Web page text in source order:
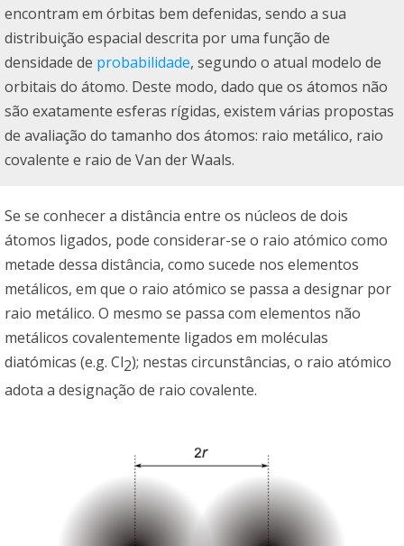
encontram em órbitas bem defenidas, sendo a sua
distribuição espacial descrita por uma função de
densidade de probabilidade, segundo o atual modelo de
orbitais do átomo. Deste modo, dado que os átomos não
são exatamente esferas rígidas, existem várias propostas
de avaliação do tamanho dos átomos: raio metálico, raio
covalente e raio de Van der Waals.
Se se conhecer a distância entre os núcleos de dois
átomos ligados, pode considerar-se o raio atómico como
metade dessa distância, como sucede nos elementos
metálicos, em que o raio atómico se passa a designar por
raio metálico. O mesmo se passa com elementos não
metálicos covalentemente ligados em moléculas
diatómicas (e.g. Cl2); nestas circunstâncias, o raio atómico
adota a designação de raio covalente.